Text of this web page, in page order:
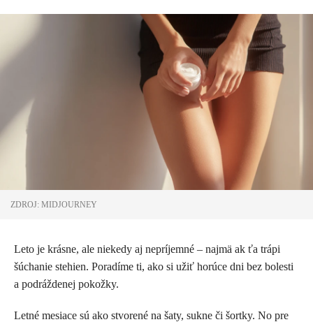
ZDROJ: MIDJOURNEY
Leto je krásne, ale niekedy aj nepríjemné – najmä ak ťa trápi
šúchanie stehien. Poradíme ti, ako si užiť horúce dni bez bolesti
a podráždenej pokožky.
Letné mesiace sú ako stvorené na šaty, sukne či šortky. No pre